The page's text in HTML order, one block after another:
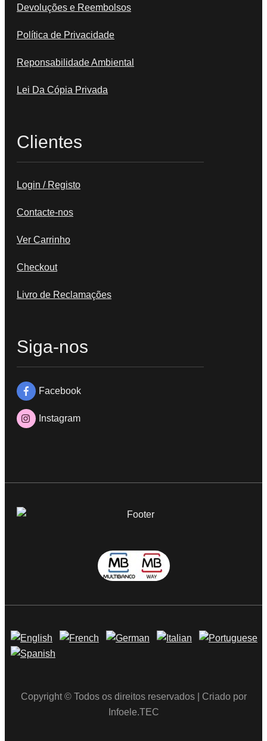
Devoluções e Reembolsos
Política de Privacidade
Reponsabilidade Ambiental
Lei Da Cópia Privada
Clientes
Login / Registo
Contacte-nos
Ver Carrinho
Checkout
Livro de Reclamações
Siga-nos
Facebook
Instagram
Copyright © Todos os direitos reservados | Criado por
Infoele.TEC